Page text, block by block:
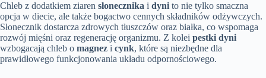
Chleb z dodatkiem ziaren słonecznika i dyni to nie tylko smaczna
opcja w diecie, ale także bogactwo cennych składników odżywczych.
Słonecznik dostarcza zdrowych tłuszczów oraz białka, co wspomaga
rozwój mięśni oraz regenerację organizmu. Z kolei pestki dyni
wzbogacają chleb o magnez i cynk, które są niezbędne dla
prawidłowego funkcjonowania układu odpornościowego.